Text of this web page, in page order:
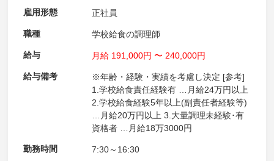
雇用形態 正社員
職種 学校給食の調理師
給与 月給 191,000円 〜 240,000円
給与備考
※年齢・経験・実績を考慮し決定 [参考]
1.学校給食責任経験有 …月給24万円以上
2.学校給食経験5年以上(副責任者経験等)
…月給20万円以上 3.大量調理未経験･有
資格者 …月給18万3000円
勤務時間 7:30～16:30